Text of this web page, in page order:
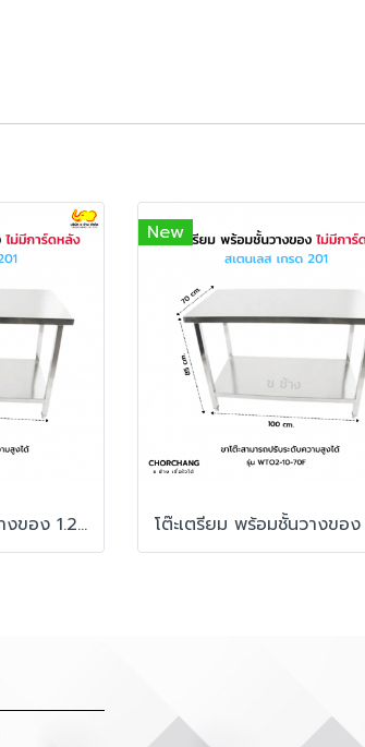
โต๊ะเตรียม พร้อมชั้นวางของ 1.20 เมตร ไม่มีการ์ดหลัง
New